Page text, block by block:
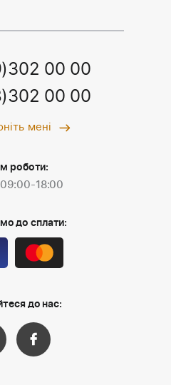
00 00
00 00
мені
роботи:
09:00-18:00
до сплати:
до нас: